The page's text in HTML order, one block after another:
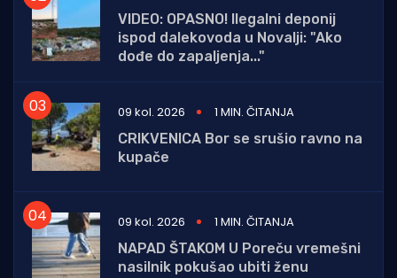
VIDEO: OPASNO! Ilegalni deponij
ispod dalekovoda u Novalji: "Ako
dođe do zapaljenja..."
09 kol. 2026
1 MIN. ČITANJA
CRIKVENICA Bor se srušio ravno na
kupače
09 kol. 2026
1 MIN. ČITANJA
NAPAD ŠTAKOM U Poreču vremešni
nasilnik pokušao ubiti ženu